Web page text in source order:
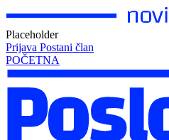
Placeholder
Prijava Postani član
POČETNA